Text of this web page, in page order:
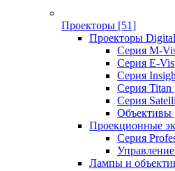
Проекторы [51]
Проекторы
Серия M-
Серия E-
Серия
Серия Titan
Серия
Объективы
Проекционные
Серия
Лампы и